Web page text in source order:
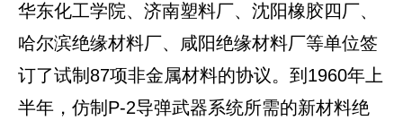
华东化工学院、济南塑料厂、沈阳橡胶四厂、
哈尔滨绝缘材料厂、咸阳绝缘材料厂等单位签
订了试制87项非金属材料的协议。到1960年上
半年，仿制P-2导弹武器系统所需的新材料绝